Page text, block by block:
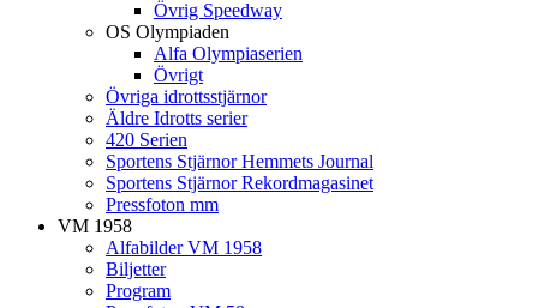
Övrig Speedway
OS Olympiaden
Alfa Olympiaserien
Övrigt
Övriga idrottsstjärnor
Äldre Idrotts serier
420 Serien
Sportens Stjärnor Hemmets Journal
Sportens Stjärnor Rekordmagasinet
Pressfoton mm
VM 1958
Alfabilder VM 1958
Biljetter
Program